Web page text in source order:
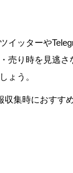
イッターや
売り時を見逃さ
ょう。
収集時におすす